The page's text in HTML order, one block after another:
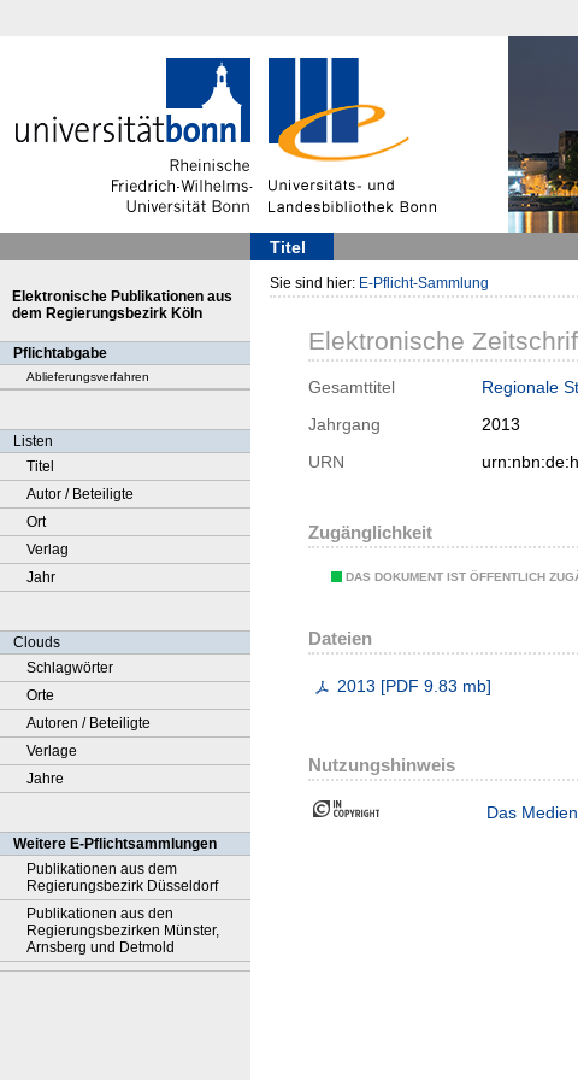
Titel
Elektronische Publikationen aus
dem Regierungsbezirk Köln
Pflichtabgabe
Ablieferungsverfahren
Listen
Titel
Autor / Beteiligte
Ort
Verlag
Jahr
Clouds
Schlagwörter
Orte
Autoren / Beteiligte
Verlage
Jahre
Weitere E-Pflichtsammlungen
Publikationen aus dem
Regierungsbezirk Düsseldorf
Publikationen aus den
Regierungsbezirken Münster,
Arnsberg und Detmold
Sie sind hier: E-Pflicht-Sammlung
Elektronische
Gesamttitel
Regionale
Jahrgang
2013
URN
Zugänglichkeit
DAS DOKUMENT IST ÖFFENTLICH
Dateien
2013 [PDF 9.83 mb]
Nutzungshinweis
Das